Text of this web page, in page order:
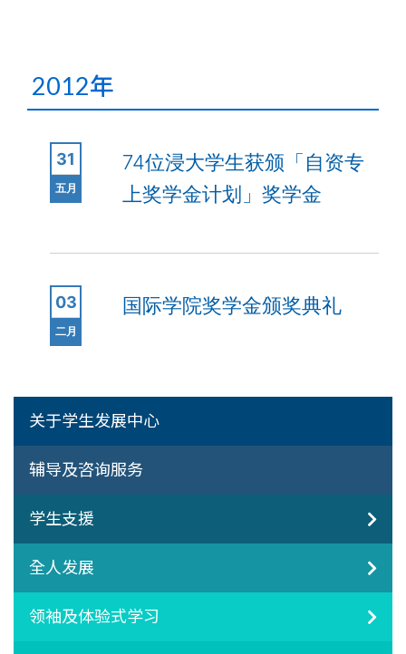
2012年
31
五月
74位浸大学生获颁「自资专
上奖学金计划」奖学金
03
二月
国际学院奖学金颁奖典礼
关于学生发展中心
辅导及咨询服务
学生支援
全人发展
领袖及体验式学习